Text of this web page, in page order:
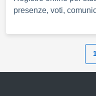
presenze, voti,